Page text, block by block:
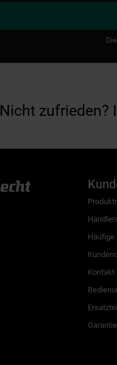
Nicht zufrieden?
Häufige
Kontakt